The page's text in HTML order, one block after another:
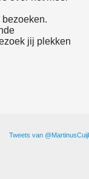
jij plekken
Tweets van